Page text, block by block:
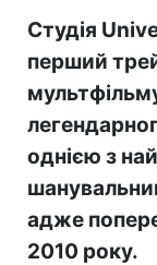
Студія
перший
однією з
адже
2010 року.